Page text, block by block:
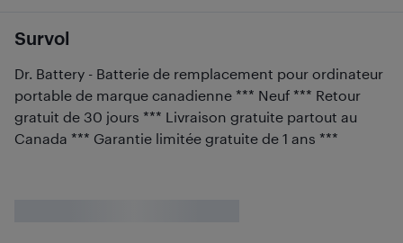
Survol
Dr. Battery - Batterie de remplacement pour ordinateur
portable de marque canadienne *** Neuf *** Retour
gratuit de 30 jours *** Livraison gratuite partout au
Canada *** Garantie limitée gratuite de 1 ans ***